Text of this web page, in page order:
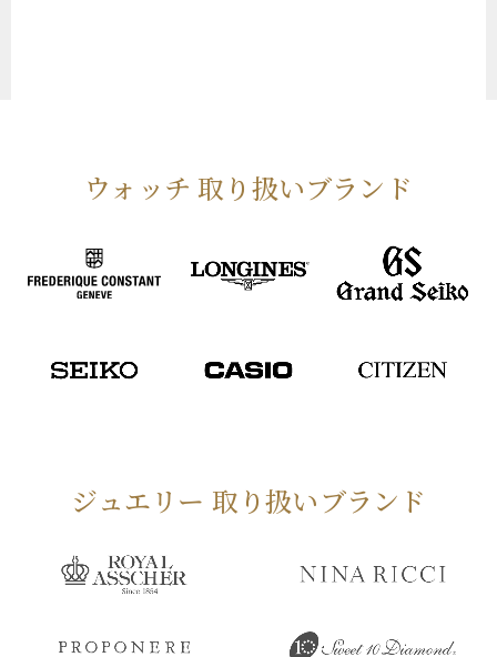
ウォッチ 取り扱いブランド
ジュエリー 取り扱いブランド